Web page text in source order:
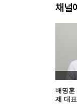
두려
[초단
[초단
[단편]
[단편]
채널
배명훈
제 대